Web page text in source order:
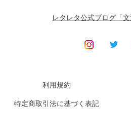
レタレタ公式ブログ「文
利用規約
特定商取引法に基づく表記